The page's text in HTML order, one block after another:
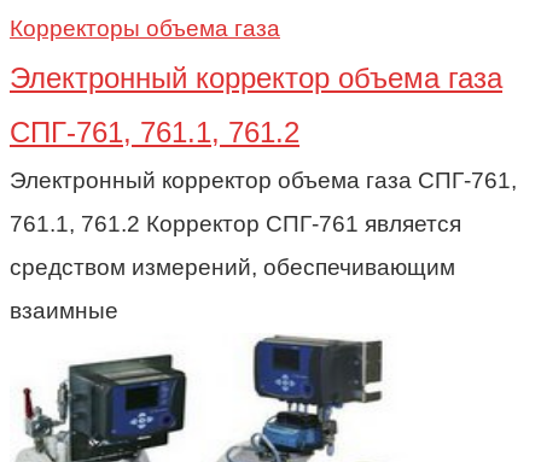
Корректоры объема газа
Электронный корректор объема газа
СПГ-761, 761.1, 761.2
Электронный корректор объема газа СПГ-761,
761.1, 761.2 Корректор СПГ-761 является
средством измерений, обеспечивающим
взаимные